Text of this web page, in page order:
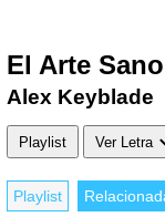
El Arte
Alex Keyblade
Playlist Ver Letra
Playlist